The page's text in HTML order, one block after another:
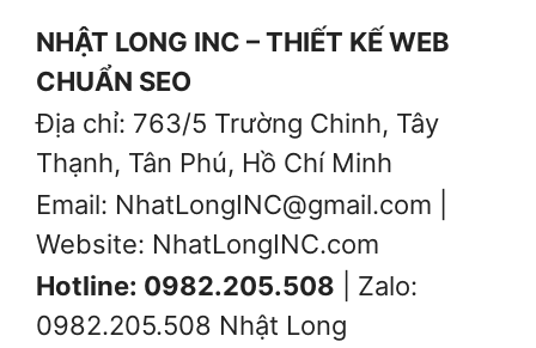
NHẬT LONG INC – THIẾT KẾ WEB
CHUẨN SEO
Địa chỉ: 763/5 Trường Chinh, Tây
Thạnh, Tân Phú, Hồ Chí Minh
Email: NhatLongINC@gmail.com |
Website: NhatLongINC.com
Hotline: 0982.205.508 | Zalo:
0982.205.508 Nhật Long